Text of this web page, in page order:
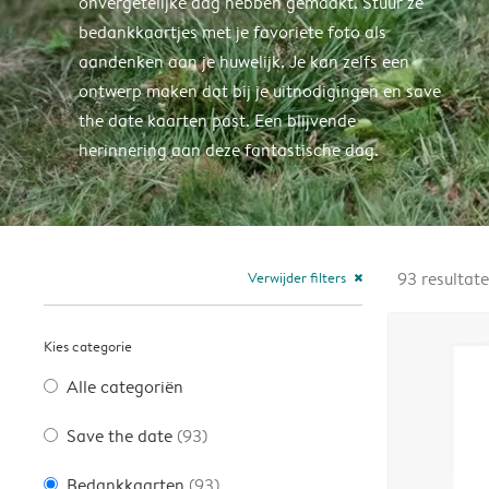
bedankkaartjes met je favoriete foto als
aandenken aan je huwelijk. Je kan zelfs een
ontwerp maken dat bij je uitnodigingen en save
the date kaarten past. Een blijvende
herinnering aan deze fantastische dag.
Verwijder filters close
Kies categorie
Alle categoriën
Save the date (93)
93